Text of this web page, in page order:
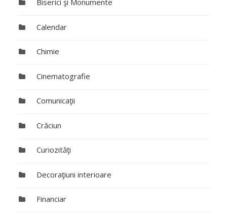
Biserici şi Monumente
Calendar
Chimie
Cinematografie
Comunicaţii
Crăciun
Curiozităţi
Decoraţiuni interioare
Financiar